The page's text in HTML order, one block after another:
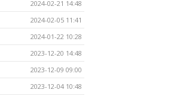
2024-02-21 14:48
2024-02-05 11:41
2024-01-22 10:28
2023-12-20 14:48
2023-12-09 09:00
2023-12-04 10:48